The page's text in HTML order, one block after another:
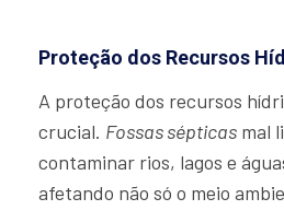
Proteção dos Recursos
A proteção dos recursos
crucial. Fossas sépticas mal
contaminar rios, lagos e
afetando não só o meio